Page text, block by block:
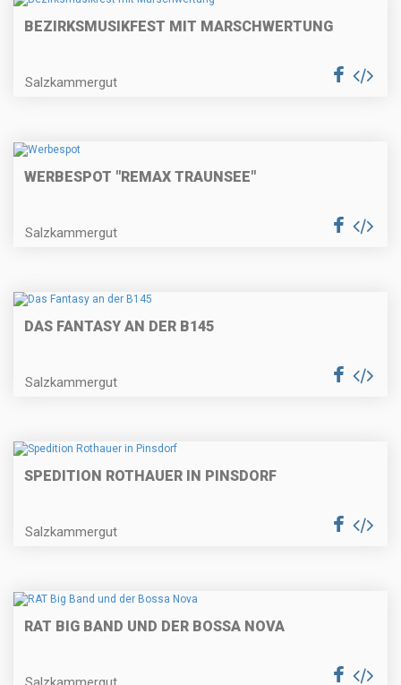
BEZIRKSMUSIKFEST MIT MARSCHWERTUNG
Salzkammergut
WERBESPOT "REMAX TRAUNSEE"
Salzkammergut
DAS FANTASY AN DER B145
Salzkammergut
SPEDITION ROTHAUER IN PINSDORF
Salzkammergut
RAT BIG BAND UND DER BOSSA NOVA